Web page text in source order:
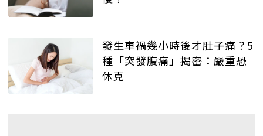
發生車禍幾小時後才肚子痛？5
種「突發腹痛」揭密：嚴重恐
休克